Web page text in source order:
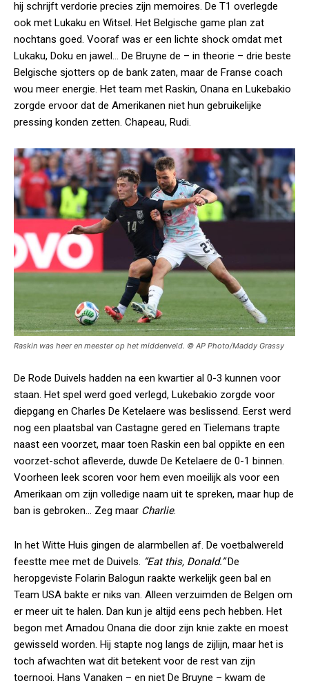
hij schrijft verdorie precies zijn memoires. De T1 overlegde
ook met Lukaku en Witsel. Het Belgische game plan zat
nochtans goed. Vooraf was er een lichte shock omdat met
Lukaku, Doku en jawel… De Bruyne de – in theorie – drie beste
Belgische sjotters op de bank zaten, maar de Franse coach
wou meer energie. Het team met Raskin, Onana en Lukebakio
zorgde ervoor dat de Amerikanen niet hun gebruikelijke
pressing konden zetten. Chapeau, Rudi.
Raskin was heer en meester op het middenveld. © AP Photo/Maddy Grassy
De Rode Duivels hadden na een kwartier al 0-3 kunnen voor
staan. Het spel werd goed verlegd, Lukebakio zorgde voor
diepgang en Charles De Ketelaere was beslissend. Eerst werd
nog een plaatsbal van Castagne gered en Tielemans trapte
naast een voorzet, maar toen Raskin een bal oppikte en een
voorzet-schot afleverde, duwde De Ketelaere de 0-1 binnen.
Voorheen leek scoren voor hem even moeilijk als voor een
Amerikaan om zijn volledige naam uit te spreken, maar hup de
ban is gebroken… Zeg maar Charlie.
In het Witte Huis gingen de alarmbellen af. De voetbalwereld
feestte mee met de Duivels. “Eat this, Donald.”De
heropgeviste Folarin Balogun raakte werkelijk geen bal en
Team USA bakte er niks van. Alleen verzuimden de Belgen om
er meer uit te halen. Dan kun je altijd eens pech hebben. Het
begon met Amadou Onana die door zijn knie zakte en moest
gewisseld worden. Hij stapte nog langs de zijlijn, maar het is
toch afwachten wat dit betekent voor de rest van zijn
toernooi. Hans Vanaken – en niet De Bruyne – kwam de